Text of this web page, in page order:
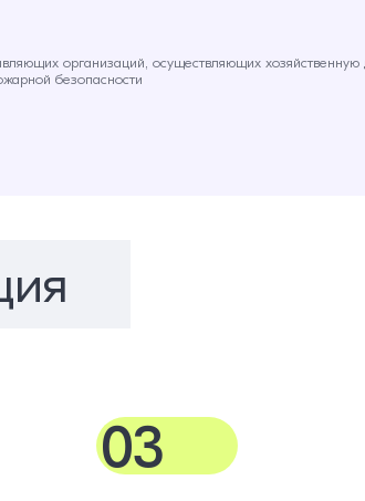
организаций, осуществляющих
безопасности
03